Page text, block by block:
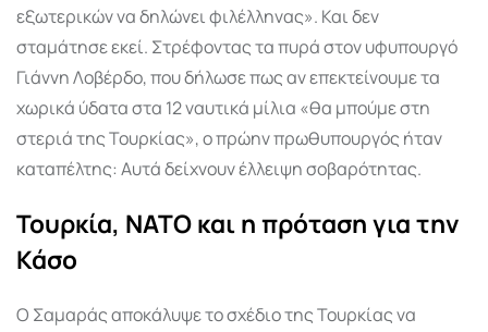
εξωτερικών να δηλώνει φιλέλληνας». Και δεν
σταμάτησε εκεί. Στρέφοντας τα πυρά στον υφυπουργό
Γιάννη Λοβέρδο, που δήλωσε πως αν επεκτείνουμε τα
χωρικά ύδατα στα 12 ναυτικά μίλια «θα μπούμε στη
στεριά της Τουρκίας», ο πρώην πρωθυπουργός ήταν
καταπέλτης: Αυτά δείχνουν έλλειψη σοβαρότητας.
Τουρκία, ΝΑΤΟ και η πρόταση για την
Κάσο
Ο Σαμαράς αποκάλυψε το σχέδιο της Τουρκίας να